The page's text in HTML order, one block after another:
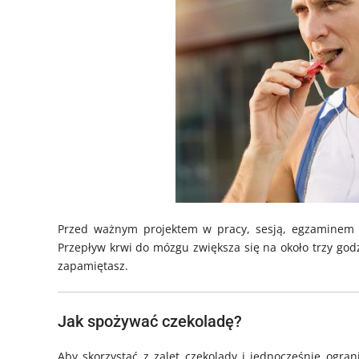
Przed ważnym projektem w pracy, sesją,
Przepływ krwi do mózgu zwiększa się na około trzy
zapamiętasz.
Jak spożywać czekoladę?
Aby skorzystać z zalet czekolady i jednocześnie